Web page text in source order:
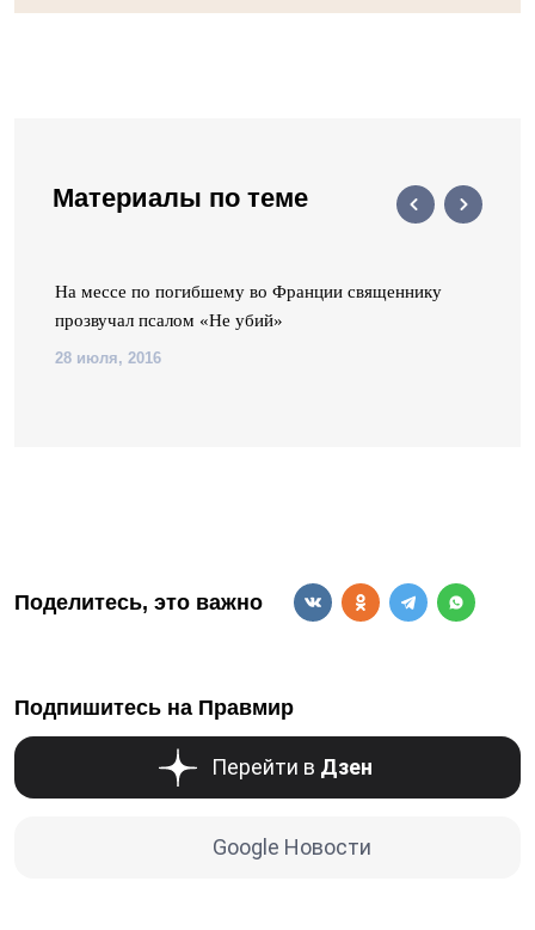
Материалы по теме
На мессе по погибшему во Франции священнику
прозвучал псалом «Не убий»
28 июля, 2016
Поделитесь, это важно
Подпишитесь на Правмир
Перейти в Дзен
Google Новости